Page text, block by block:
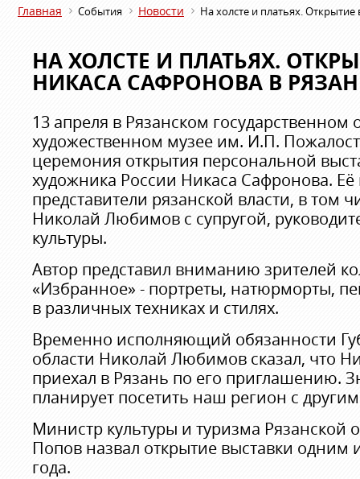
Главная События Новости На холсте и платьях.
НА ХОЛСТЕ И ПЛАТЬЯХ.
НИКАСА САФРОНОВА В
13 апреля в Рязанском государственном
художественном музее им. И.П.
церемония открытия персональной
художника России Никаса Сафронова. Её
представители рязанской власти, в том
Николай Любимов с супругой,
культуры.
Автор представил вниманию зрителей
«Избранное» - портреты, натюрморты,
в различных техниках и стилях.
Временно исполняющий обязанности
области Николай Любимов сказал, что
приехал в Рязань по его приглашению.
планирует посетить наш регион с
Министр культуры и туризма Рязанской
Попов назвал открытие выставки
года.